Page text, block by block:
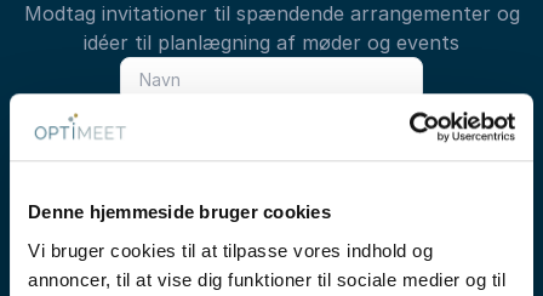
Denne hjemmeside bruger cookies
Vi bruger cookies til at tilpasse vores indhold og
annoncer, til at vise dig funktioner til sociale medier og til
Modtag invitationer til spændende arrangementer og
idéer til planlægning af møder og events
Tilmeld nyhedsbrev